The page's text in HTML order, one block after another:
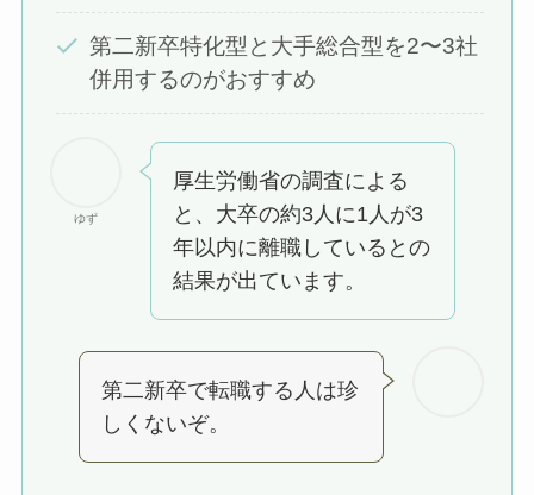
第二新卒特化型と大手総合型を2〜3社
併用するのがおすすめ
ゆず
厚生労働省の調査による
と、大卒の約3人に1人が3
年以内に離職しているとの
結果が出ています。
第二新卒で転職する人は珍
しくないぞ。